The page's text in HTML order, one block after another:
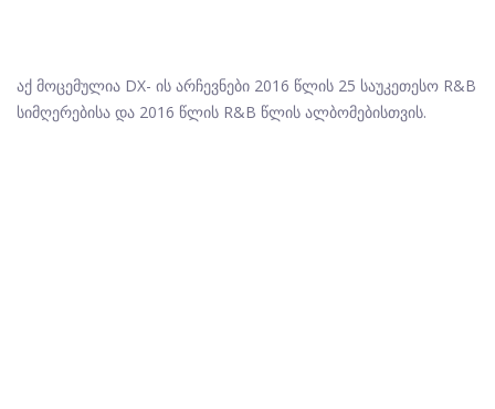
აქ მოცემულია DX- ის არჩევნები 2016 წლის 25 საუკეთესო R&B
სიმღერებისა და 2016 წლის R&B წლის ალბომებისთვის.